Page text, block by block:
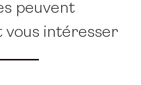
peuvent
vous intéresser